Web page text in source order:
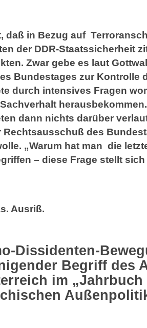
daß in Bezug auf
der DDR-Staatssicherheit
Zwar gebe es laut
Bundestages zur Kontrolle
durch intensives Fragen
dann nichts darüber
Rechtsausschuß des
„Warum hat man die
– diese Frage stellt sich
Ausriß.
Dissidenten-
Begriff des
im „Jahrbuch